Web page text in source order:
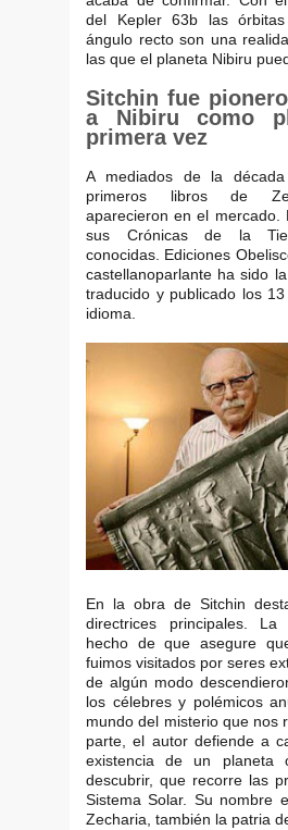
del Kepler 63b las órbitas
ángulo recto son una
las que el planeta Nibiru
Sitchin fue
a Nibiru como
primera vez
A mediados de la
primeros libros de
aparecieron en el mercado.
sus Crónicas de la
conocidas. Ediciones
castellanoparlante ha sido
traducido y publicado los
idioma.
En la obra de Sitchin
directrices principales.
hecho de que asegure
fuimos visitados por seres
de algún modo
los célebres y polémicos
mundo del misterio que nos
parte, el autor defiende a
existencia de un planeta
descubrir, que recorre las
Sistema Solar. Su nombre
Zecharia, también la patria